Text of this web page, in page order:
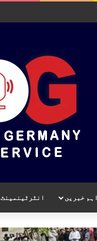
اہم خبریں انٹرٹینمینٹ